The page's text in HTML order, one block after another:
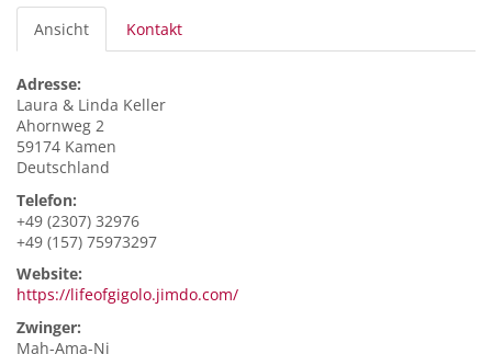
Primäre
Reiter
Ansicht (aktiver
Reiter)
Kontakt
Adresse:
Laura & Linda Keller
Ahornweg 2
59174 Kamen
Deutschland
Telefon:
+49 (2307) 32976
+49 (157) 75973297
Website:
https://lifeofgigolo.jimdo.com/
Zwinger:
Mah-Ama-Ni